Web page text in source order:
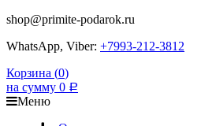
shop@primite-podarok.ru
WhatsApp, Viber: +7993-212-3812
Корзина (0)
на сумму 0 Р
Меню